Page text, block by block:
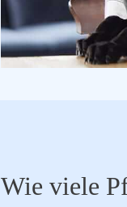
Wie viele